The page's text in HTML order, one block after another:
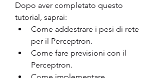
Dopo aver completato questo
tutorial, saprai:
Come addestrare i pesi di rete
per il Perceptron.
Come fare previsioni con il
Perceptron.